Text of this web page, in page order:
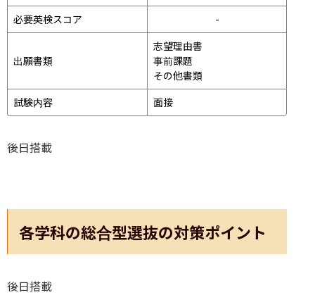
必要英検スコア
-
出願書類
志望理由書
事前課題
その他書類
試験内容
面接
後日搭載
各学科の総合型選抜の対策ポイント
後日搭載